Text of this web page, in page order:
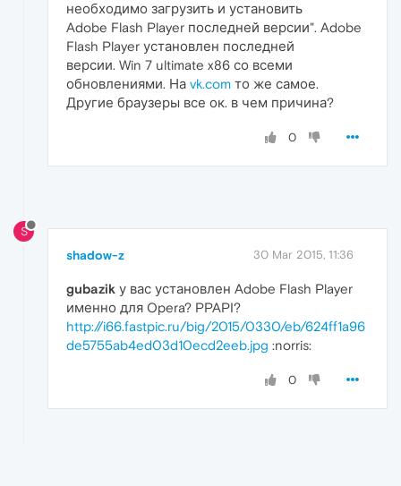
необходимо загрузить и установить
Adobe Flash Player последней версии". Adobe
Flash Player установлен последней
версии. Win 7 ultimate x86 со всеми
обновлениями. На vk.com то же самое.
Другие браузеры все ок. в чем причина?
0
S
shadow-z 30 Mar 2015, 11:36
gubazik у вас установлен Adobe Flash Player
именно для Opera? PPAPI?
http://i66.fastpic.ru/big/2015/0330/eb/624ff1a96
de5755ab4ed03d10ecd2eeb.jpg :norris:
0